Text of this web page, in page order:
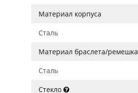
Материал корпуса
Сталь
Материал браслета/ремешка
Сталь
Стекло